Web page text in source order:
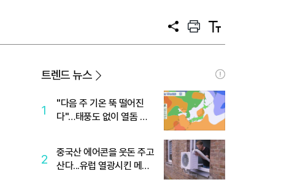
공
프
트
텍
트
트렌드 뉴스
1
"다음 주 기온 뚝 떨어진
다"…태풍도 없이 열돔 박
2
중국산 에어콘을 웃돈 주고
산다...유럽 열광시킨 메이